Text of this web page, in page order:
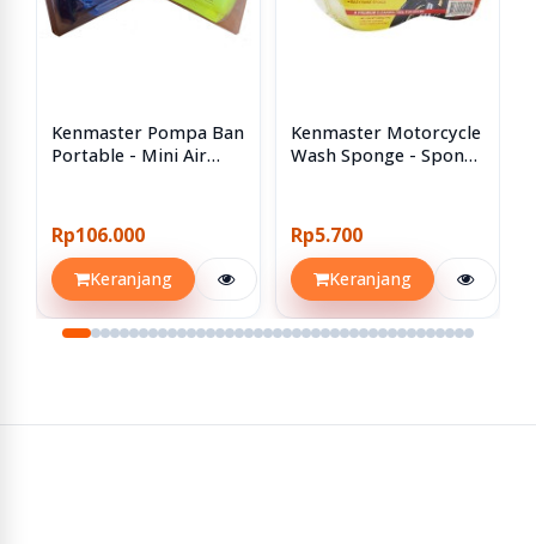
Kenmaster Pompa Ban
Portable - Mini Air
Rp106.000
Keranjang
Kenmaster Motorcycle
Wash Sponge - Spon
Rp5.700
Keranjang